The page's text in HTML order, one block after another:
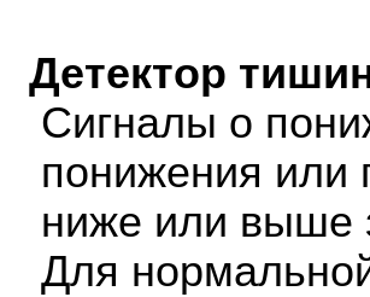
Детектор
Сигналы о
понижения или
ниже или выше
Для